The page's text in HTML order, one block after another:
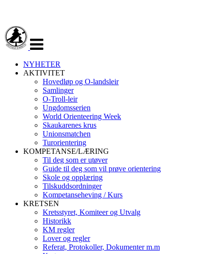
navigasjon
NYHETER
AKTIVITET
Hovedløp og O-landsleir
Samlinger
O-Troll-leir
Ungdomsserien
World Orienteering Week
Skaukarenes krus
Unionsmatchen
Turorientering
KOMPETANSE/LÆRING
Til deg som er utøver
Guide til deg som vil prøve orientering
Skole og opplæring
Tilskuddsordninger
Kompetanseheving / Kurs
KRETSEN
Kretsstyret, Komiteer og Utvalg
Historikk
KM regler
Lover og regler
Referat, Protokoller, Dokumenter m.m